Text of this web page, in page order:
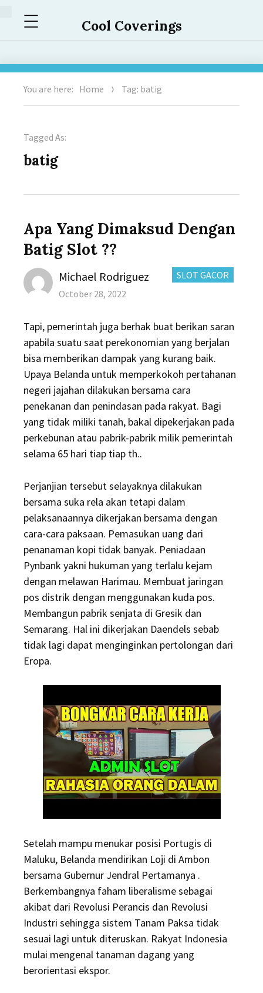
Cool Coverings
You are here: Home Tag: batig
Tagged As:
batig
Apa Yang Dimaksud Dengan
Batig Slot ??
CATEGORIES:
SLOT GACOR
Author
Michael Rodriguez
Posted
October 28, 2022
Tapi, pemerintah juga berhak buat berikan saran
apabila suatu saat perekonomian yang berjalan
bisa memberikan dampak yang kurang baik.
Upaya Belanda untuk memperkokoh pertahanan
negeri jajahan dilakukan bersama cara
penekanan dan penindasan pada rakyat. Bagi
yang tidak miliki tanah, bakal dipekerjakan pada
perkebunan atau pabrik-pabrik milik pemerintah
selama 65 hari tiap tiap th..
Perjanjian tersebut selayaknya dilakukan
bersama suka rela akan tetapi dalam
pelaksanaannya dikerjakan bersama dengan
cara-cara paksaan. Pemasukan uang dari
penanaman kopi tidak banyak. Peniadaan
Pynbank yakni hukuman yang terlalu kejam
dengan melawan Harimau. Membuat jaringan
pos distrik dengan menggunakan kuda pos.
Membangun pabrik senjata di Gresik dan
Semarang. Hal ini dikerjakan Daendels sebab
tidak lagi dapat menginginkan pertolongan dari
Eropa.
Setelah mampu menukar posisi Portugis di
Maluku, Belanda mendirikan Loji di Ambon
bersama Gubernur Jendral Pertamanya .
Berkembangnya faham liberalisme sebagai
akibat dari Revolusi Perancis dan Revolusi
Industri sehingga sistem Tanam Paksa tidak
sesuai lagi untuk diteruskan. Rakyat Indonesia
mulai mengenal tanaman dagang yang
berorientasi ekspor.